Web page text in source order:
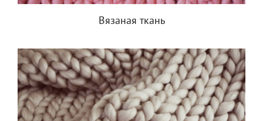
Вязаная ткань